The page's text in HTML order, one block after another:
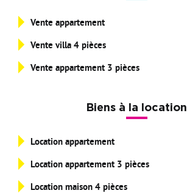
Vente appartement
Vente villa 4 pièces
Vente appartement 3 pièces
Biens à la location
Location appartement
Location appartement 3 pièces
Location maison 4 pièces